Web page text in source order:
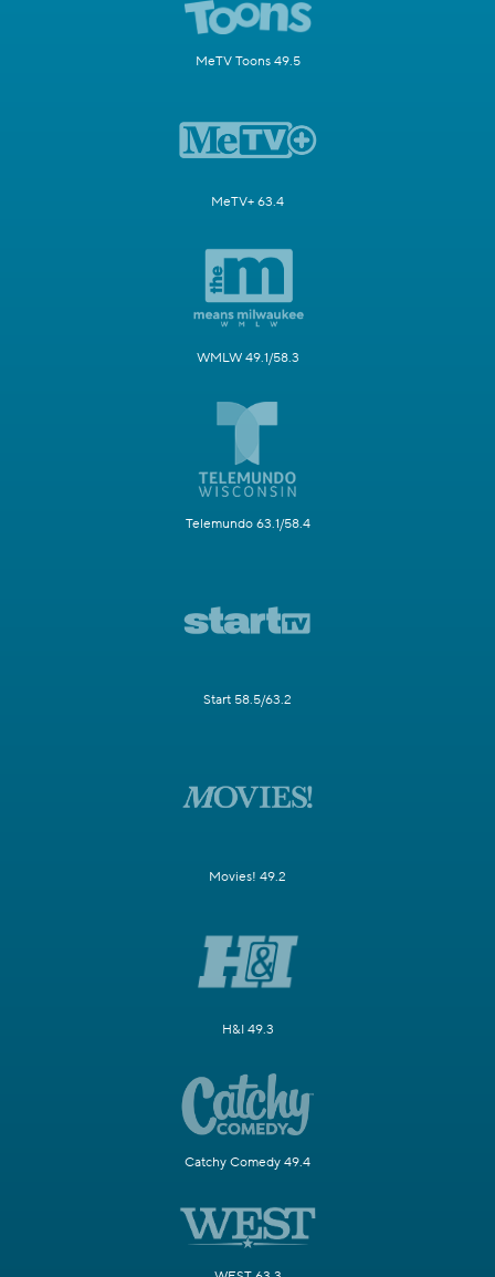
MeTV Toons 49.5
MeTV+ 63.4
WMLW 49.1/58.3
Telemundo 63.1/58.4
Start 58.5/63.2
Movies! 49.2
H&I 49.3
Catchy Comedy 49.4